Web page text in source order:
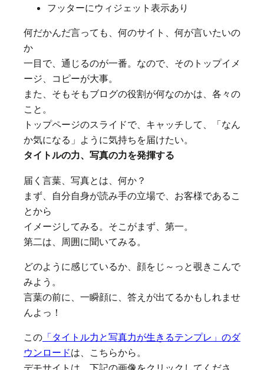
フッターにウィジェット表示あり
何だかんだ言っても、何のサイト、何が言いたいの
か
一目で、通じるのが一番。なので、そのトップイメ
ージ、コピーが大事。
また、そもそもブログの役割が何なのかは、各々の
こと。
トップページのスライドで、キャッチして、「なん
か気になる」ように気持ちを届けたい。
タイトルの力、写真の力を発揮する
届く言葉、写真とは、何か？
まず、自分自身が読み手の立場で、お客様であるこ
とから
イメージしてみる。そこがまず、第一。
第二は、周囲に聞いてみる。
どのように感じているか、顔をじ～っと覗きこんで
みよう。
言葉の前に、一瞬顔に、答えが出てるかもしれませ
んよっ！
この 「タイトル力と写真力が生きるテンプレ」のダ
ウンロードは、こちらから。